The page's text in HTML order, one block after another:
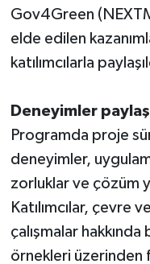
Gov4Green
elde edilen
katılımcılarla
Deneyimler
Programda proje
deneyimler,
zorluklar ve çözüm
Katılımcılar, çevre
çalışmalar
örnekleri üzerinden